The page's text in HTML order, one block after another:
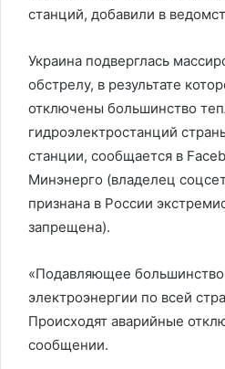
станций, добавили в
Украина подверглась
обстрелу, в результате
отключены большинство
гидроэлектростанций
станции, сообщается в
Минэнерго (владелец
признана в России
запрещена).
«Подавляющее
электроэнергии по всей
Происходят аварийные
сообщении.